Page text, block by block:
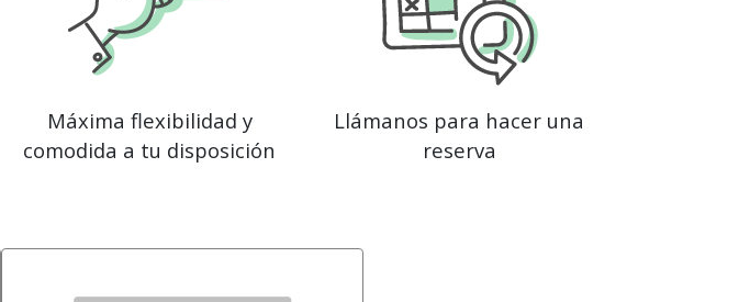
Máxima flexibilidad y
comodida a tu disposición
Llámanos para hacer una
reserva